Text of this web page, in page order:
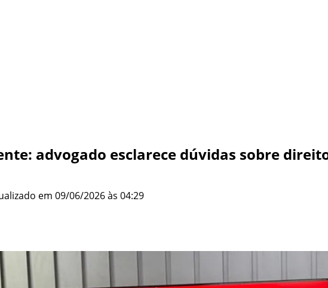
advogado esclarece dúvidas sobre
em 09/06/2026 às 04:29